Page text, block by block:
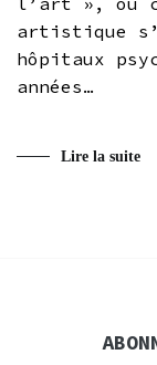
artistique
hôpitaux
années…
Lire la suite